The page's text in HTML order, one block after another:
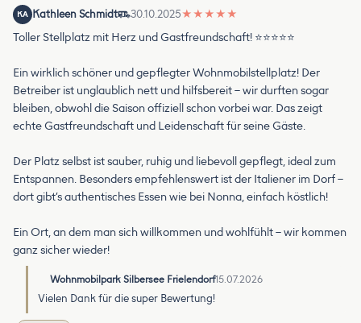
KA Kathleen Schmidt 30.10.2025★ ★ ★ ★ ★
Toller Stellplatz mit Herz und Gastfreundschaft! ⭐⭐⭐⭐⭐
Ein wirklich schöner und gepflegter Wohnmobilstellplatz! Der
Betreiber ist unglaublich nett und hilfsbereit – wir durften sogar
bleiben, obwohl die Saison offiziell schon vorbei war. Das zeigt
echte Gastfreundschaft und Leidenschaft für seine Gäste.
Der Platz selbst ist sauber, ruhig und liebevoll gepflegt, ideal zum
Entspannen. Besonders empfehlenswert ist der Italiener im Dorf –
dort gibt’s authentisches Essen wie bei Nonna, einfach köstlich!
Ein Ort, an dem man sich willkommen und wohlfühlt – wir kommen
ganz sicher wieder!
Wohnmobilpark Silbersee Frielendorf15.07.2026
Vielen Dank für die super Bewertung!